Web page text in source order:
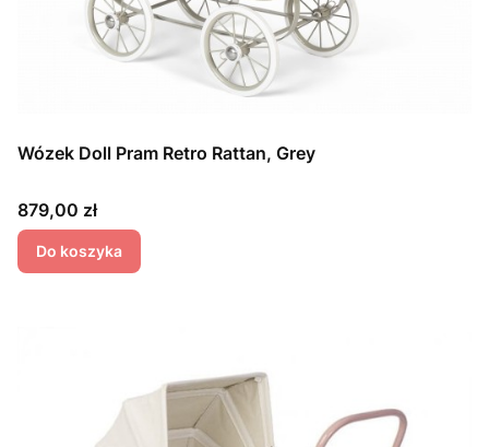
Wózek Doll Pram Retro Rattan, Grey
Cena
879,00 zł
Do koszyka